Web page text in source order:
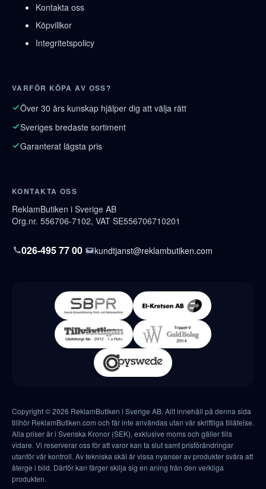
Kontakta oss
Köpvillkor
Integritetspolicy
VARFÖR KÖPA AV OSS?
Över 30 års kunskap hjälper dig att välja rätt
Sveriges bredaste sortiment
Garanterat lägsta pris
KONTAKTA OSS
ReklamButiken i Sverige AB
Org.nr. 556706-7102, VAT SE556706710201
026-495 77 00 kundtjanst@reklambutiken.com
Copyright © 2026 ReklamButiken i Sverige AB. Allt innehåll på denna sida
tillhör ReklamButiken.com och får inte användas utan vår skriftliga tillåtelse.
Alla priser är i Svenska Kronor (SEK), exklusive moms och gäller tills
vidare. Vi reserverar oss för att varor kan ta slut samt prisförändringar
utanför vår kontroll. Av tekniska skäl är vissa nyanser av produkter svåra att
återge i bild. Därför kan färger skilja sig en aning från den verkliga
produkten.